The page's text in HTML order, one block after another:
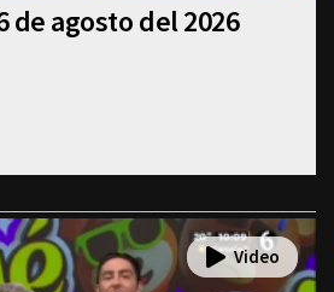
de agosto del 2026